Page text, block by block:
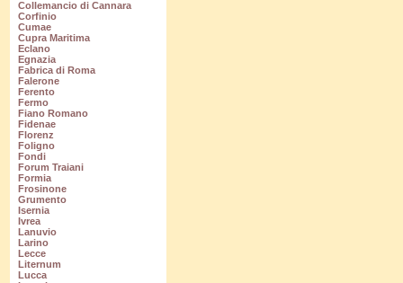
Collemancio di Cannara
Corfinio
Cumae
Cupra Maritima
Eclano
Egnazia
Fabrica di Roma
Falerone
Ferento
Fermo
Fiano Romano
Fidenae
Florenz
Foligno
Fondi
Forum Traiani
Formia
Frosinone
Grumento
Isernia
Ivrea
Lanuvio
Larino
Lecce
Liternum
Lucca